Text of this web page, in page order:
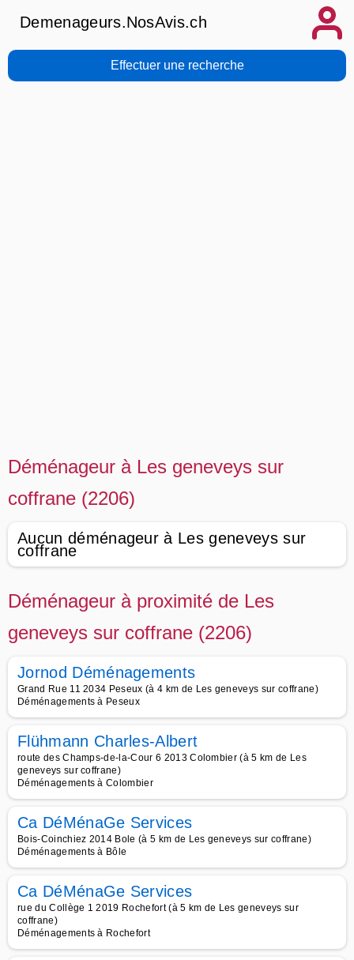
Demenageurs.NosAvis.ch
Effectuer une recherche
Déménageur à Les geneveys sur
coffrane (2206)
Aucun déménageur à Les geneveys sur
coffrane
Déménageur à proximité de Les
geneveys sur coffrane (2206)
Jornod Déménagements
Grand Rue 11 2034 Peseux (à 4 km de Les geneveys sur coffrane)
Déménagements à Peseux
Flühmann Charles-Albert
route des Champs-de-la-Cour 6 2013 Colombier (à 5 km de Les
geneveys sur coffrane)
Déménagements à Colombier
Ca DéMénaGe Services
Bois-Coinchiez 2014 Bole (à 5 km de Les geneveys sur coffrane)
Déménagements à Bôle
Ca DéMénaGe Services
rue du Collège 1 2019 Rochefort (à 5 km de Les geneveys sur
coffrane)
Déménagements à Rochefort